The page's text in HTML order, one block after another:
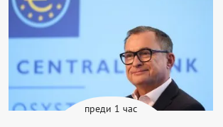
преди 1 час